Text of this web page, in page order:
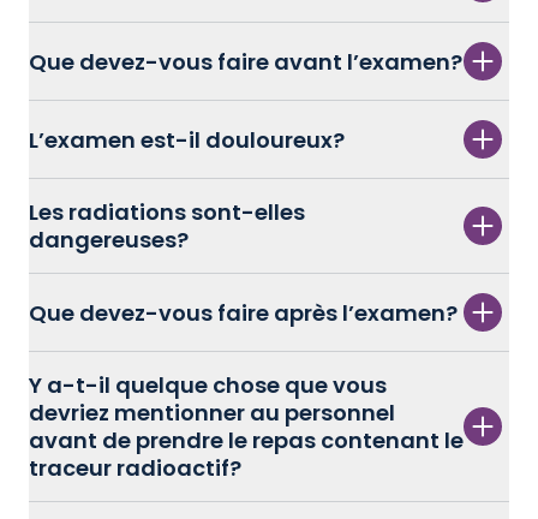
Que devez-vous faire avant l’examen?
L’examen est-il douloureux?
Les radiations sont-elles
dangereuses?
Que devez-vous faire après l’examen?
Y a-t-il quelque chose que vous
devriez mentionner au personnel
avant de prendre le repas contenant le
traceur radioactif?